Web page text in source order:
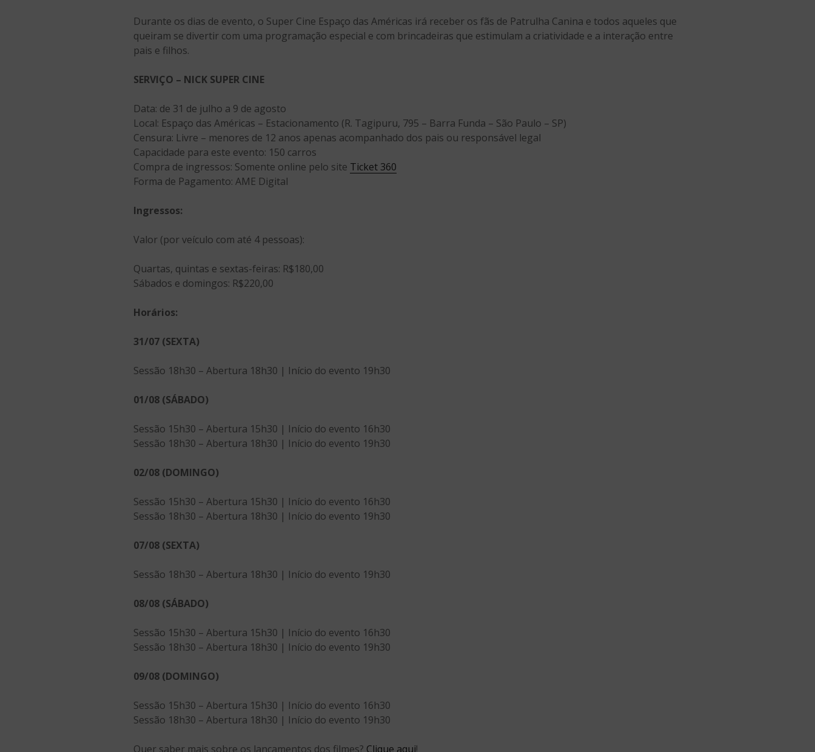
Durante os dias de evento, o Super Cine Espaço das Américas irá receber os fãs de Patrulha Canina e todos aqueles que
queiram se divertir com uma programação especial e com brincadeiras que estimulam a criatividade e a interação entre
pais e filhos.
SERVIÇO – NICK SUPER CINE
Data: de 31 de julho a 9 de agosto
Local: Espaço das Américas – Estacionamento (R. Tagipuru, 795 – Barra Funda – São Paulo – SP)
Censura: Livre – menores de 12 anos apenas acompanhado dos pais ou responsável legal
Capacidade para este evento: 150 carros
Compra de ingressos: Somente online pelo site Ticket 360
Forma de Pagamento: AME Digital
Ingressos:
Valor (por veículo com até 4 pessoas):
Quartas, quintas e sextas-feiras: R$180,00
Sábados e domingos: R$220,00
Horários:
31/07 (SEXTA)
Sessão 18h30 – Abertura 18h30 | Início do evento 19h30
01/08 (SÁBADO)
Sessão 15h30 – Abertura 15h30 | Início do evento 16h30
Sessão 18h30 – Abertura 18h30 | Início do evento 19h30
02/08 (DOMINGO)
Sessão 15h30 – Abertura 15h30 | Início do evento 16h30
Sessão 18h30 – Abertura 18h30 | Início do evento 19h30
07/08 (SEXTA)
Sessão 18h30 – Abertura 18h30 | Início do evento 19h30
08/08 (SÁBADO)
Sessão 15h30 – Abertura 15h30 | Início do evento 16h30
Sessão 18h30 – Abertura 18h30 | Início do evento 19h30
09/08 (DOMINGO)
Sessão 15h30 – Abertura 15h30 | Início do evento 16h30
Sessão 18h30 – Abertura 18h30 | Início do evento 19h30
Quer saber mais sobre os lançamentos dos filmes? Clique aqui!